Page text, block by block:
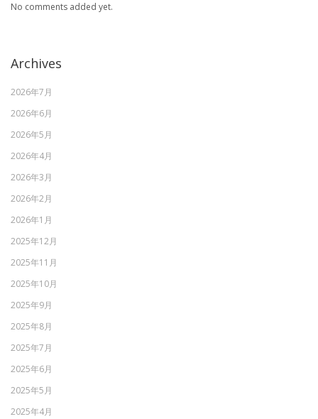
No comments added yet.
Archives
2026年7月
2026年6月
2026年5月
2026年4月
2026年3月
2026年2月
2026年1月
2025年12月
2025年11月
2025年10月
2025年9月
2025年8月
2025年7月
2025年6月
2025年5月
2025年4月